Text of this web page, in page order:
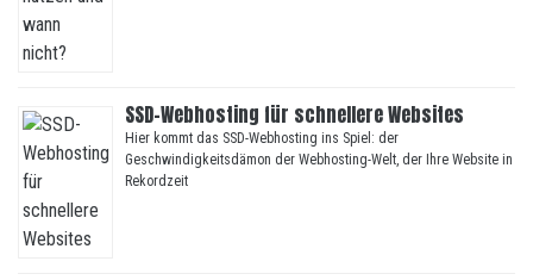
SSD-Webhosting für schnellere Websites
Hier kommt das SSD-Webhosting ins Spiel: der
Geschwindigkeitsdämon der Webhosting-Welt, der Ihre Website in
Rekordzeit